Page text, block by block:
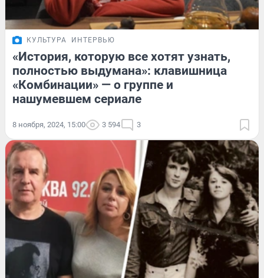
КУЛЬТУРА ИНТЕРВЬЮ
«История, которую все хотят узнать,
полностью выдумана»: клавишница
«Комбинации» — о группе и
нашумевшем сериале
8 ноября, 2024, 15:00 3 594 3